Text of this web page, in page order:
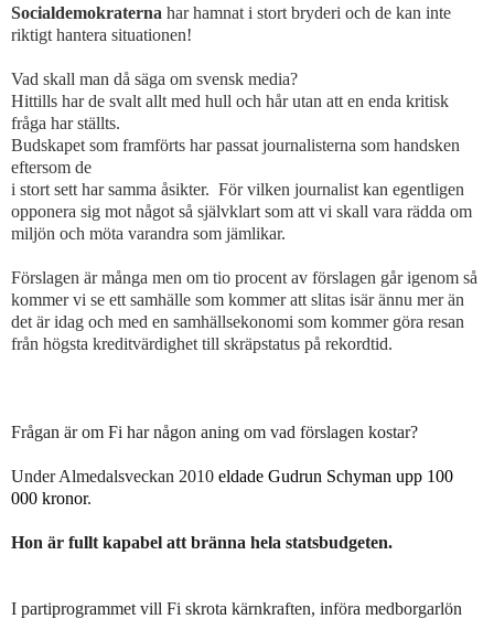
Socialdemokraterna har hamnat i stort bryderi och de kan inte
riktigt hantera situationen!
Vad skall man då säga om svensk media?
Hittills har de svalt allt med hull och hår utan att en enda kritisk
fråga har ställts.
Budskapet som framförts har passat journalisterna som handsken
eftersom de
i stort sett har samma åsikter. För vilken journalist kan egentligen
opponera sig mot något så självklart som att vi skall vara rädda om
miljön och möta varandra som jämlikar.
Förslagen är många men om tio procent av förslagen går igenom så
kommer vi se ett samhälle som kommer att slitas isär ännu mer än
det är idag och med en samhällsekonomi som kommer göra resan
från högsta kreditvärdighet till skräpstatus på rekordtid.
Frågan är om Fi har någon aning om vad förslagen kostar?
Under Almedalsveckan 2010 eldade Gudrun Schyman upp 100
000 kronor.
Hon är fullt kapabel att bränna hela statsbudgeten.
I partiprogrammet vill Fi skrota kärnkraften, införa medborgarlön